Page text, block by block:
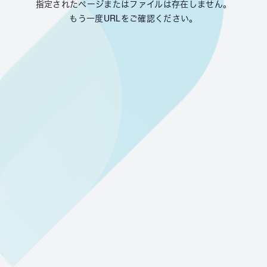
指定されたページまたはファイルは存在しません。
もう一度URLをご確認ください。